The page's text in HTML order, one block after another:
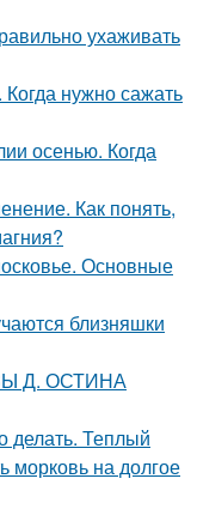
ухаживать
нужно сажать
осенью. Когда
Как понять,
Основные
близняшки
Д. ОСТИНА
делать. Теплый
морковь на долгое